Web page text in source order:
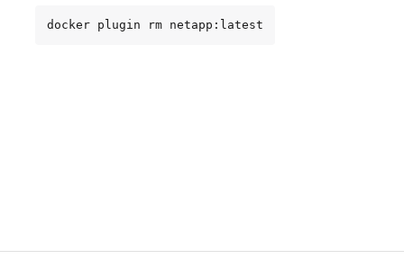
docker plugin rm netapp:latest